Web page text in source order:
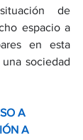
de
espacio a
en esta
sociedad
A
A